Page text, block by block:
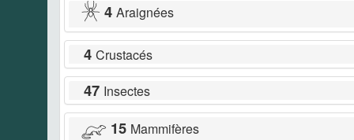
4 Araignées
4 Crustacés
47 Insectes
15 Mammifères